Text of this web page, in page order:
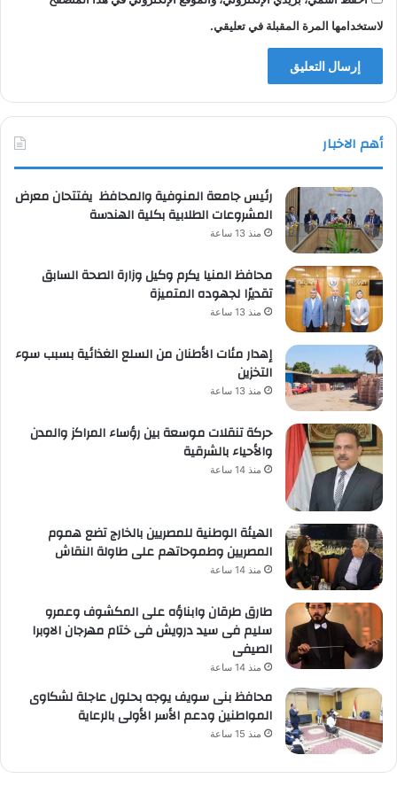
لاستخدامها المرة المقبلة في تعليقي.
أهم الاخبار
رئيس جامعة المنوفية والمحافظ يفتتحان معرض
المشروعات الطلابية بكلية الهندسة
منذ 13 ساعة
محافظ المنيا يكرم وكيل وزارة الصحة السابق
تقديرًا لجهوده المتميزة
منذ 13 ساعة
إهدار مئات الأطنان من السلع الغذائية بسبب سوء
التخزين
منذ 13 ساعة
حركة تنقلات موسعة بين رؤساء المراكز والمدن
والأحياء بالشرقية
منذ 14 ساعة
الهيئة الوطنية للمصريين بالخارج تضع هموم
المصريين وطموحاتهم على طاولة النقاش
منذ 14 ساعة
طارق طرقان وابناؤه على المكشوف وعمرو
سليم فى سيد درويش فى ختام مهرجان الاوبرا
الصيفى
منذ 14 ساعة
محافظ بنى سويف يوجه بحلول عاجلة لشكاوى
المواطنين ودعم الأسر الأولى بالرعاية
منذ 15 ساعة